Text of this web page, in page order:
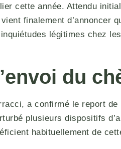
cette année. Attendu
finalement d’annoncer
légitimes chez
du
a confirmé le report
plusieurs dispositifs
habituellement de